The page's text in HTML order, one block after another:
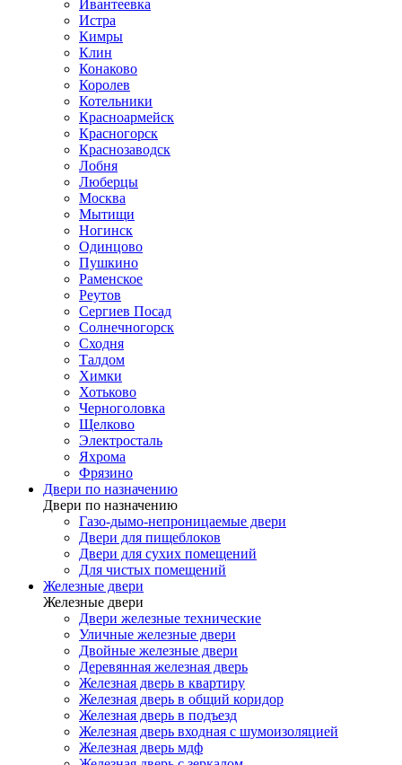
Ивантеевка
Истра
Кимры
Клин
Конаково
Королев
Котельники
Красноармейск
Красногорск
Краснозаводск
Лобня
Люберцы
Москва
Мытищи
Ногинск
Одинцово
Пушкино
Раменское
Реутов
Сергиев Посад
Солнечногорск
Сходня
Талдом
Химки
Хотьково
Черноголовка
Щелково
Электросталь
Яхрома
Фрязино
Двери по назначению
Двери по назначению
Газо-дымо-непроницаемые двери
Двери для пищеблоков
Двери для сухих помещений
Для чистых помещений
Железные двери
Железные двери
Двери железные технические
Уличные железные двери
Двойные железные двери
Деревянная железная дверь
Железная дверь в квартиру
Железная дверь в общий коридор
Железная дверь в подъезд
Железная дверь входная с шумоизоляцией
Железная дверь мдф